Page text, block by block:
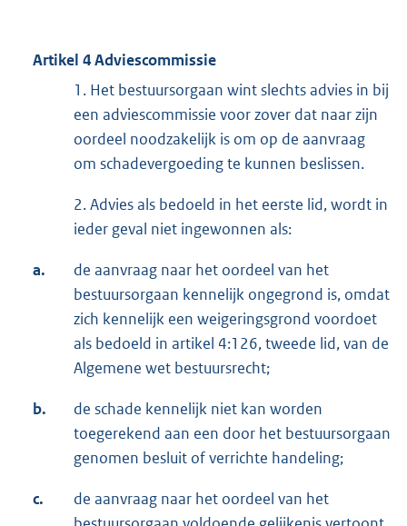
Artikel 4 Adviescommissie
1. Het bestuursorgaan wint slechts advies in bij
een adviescommissie voor zover dat naar zijn
oordeel noodzakelijk is om op de aanvraag
om schadevergoeding te kunnen beslissen.
2. Advies als bedoeld in het eerste lid, wordt in
ieder geval niet ingewonnen als:
a.
de aanvraag naar het oordeel van het
bestuursorgaan kennelijk ongegrond is, omdat
zich kennelijk een weigeringsgrond voordoet
als bedoeld in artikel 4:126, tweede lid, van de
Algemene wet bestuursrecht;
b.
de schade kennelijk niet kan worden
toegerekend aan een door het bestuursorgaan
genomen besluit of verrichte handeling;
c.
de aanvraag naar het oordeel van het